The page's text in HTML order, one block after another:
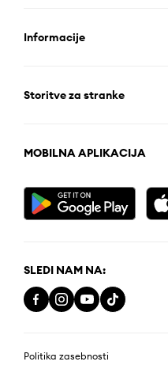
Informacije
Storitve za stranke
MOBILNA APLIKACIJA
SLEDI NAM NA:
Politika zasebnosti